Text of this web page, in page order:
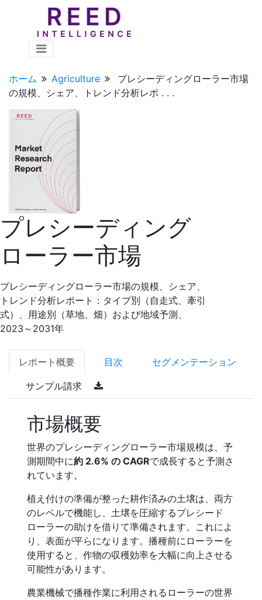
ホーム Agriculture
プレシーディングローラー市場
の規模、シェア、トレンド分析レポ . . .
プレシーディング
ローラー市場
プレシーディングローラー市場の規模、シェア、
トレンド分析レポート：タイプ別（自走式、牽引
式）、用途別（草地、畑）および地域予測、
2023～2031年
レポート概要 目次 セグメンテーション
サンプル請求
市場概要
世界のプレシーディングローラー市場規模は、予
測期間中に約 2.6% の CAGRで成長すると予測さ
れています。
植え付けの準備が整った耕作済みの土壌は、両方
のレベルで機能し、土壌を圧縮するプレシード
ローラーの助けを借りて準備されます。これによ
り、表面が平らになります。播種前にローラーを
使用すると、作物の収穫効率を大幅に向上させる
可能性があります。
農業機械で播種作業に利用されるローラーの世界